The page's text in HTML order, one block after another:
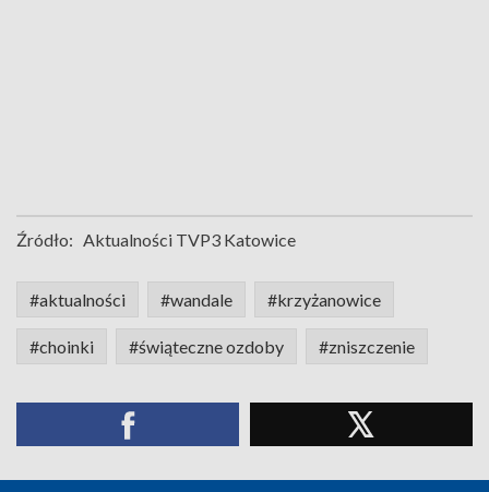
Źródło: Aktualności TVP3 Katowice
#aktualności #wandale #krzyżanowice
#choinki #świąteczne ozdoby #zniszczenie